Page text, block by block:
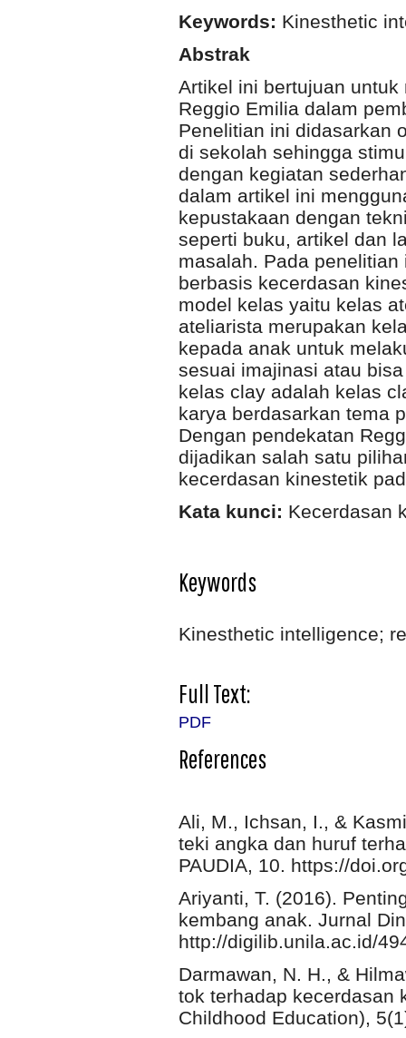
Keywords: Kinesthetic
Abstrak
Artikel ini bertujuan
Reggio Emilia dalam
Penelitian ini didasarkan
di sekolah sehingga
dengan kegiatan
dalam artikel ini
kepustakaan dengan
seperti buku, artikel dan
masalah. Pada
berbasis kecerdasan
model kelas yaitu kelas
ateliarista merupakan
kepada anak untuk
sesuai imajinasi atau
kelas clay adalah kelas
karya berdasarkan tema
Dengan pendekatan
dijadikan salah satu
kecerdasan kinestetik
Kata kunci: Kecerdasan
Keywords
Kinesthetic intelligence;
Full Text:
PDF
References
Ali, M., Ichsan, I., &
teki angka dan huruf
PAUDIA, 10. https://
Ariyanti, T. (2016).
kembang anak. Jurnal
http://digilib.unila.ac.id/
Darmawan, N. H., &
tok terhadap kecerdasan
Childhood Education),